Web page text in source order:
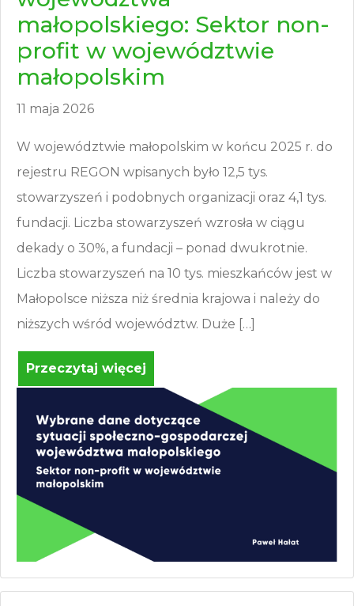
małopolskiego: Sektor non-
profit w województwie
małopolskim
11 maja 2026
W województwie małopolskim w końcu 2025 r. do
rejestru REGON wpisanych było 12,5 tys.
stowarzyszeń i podobnych organizacji oraz 4,1 tys.
fundacji. Liczba stowarzyszeń wzrosła w ciągu
dekady o 30%, a fundacji – ponad dwukrotnie.
Liczba stowarzyszeń na 10 tys. mieszkańców jest w
Małopolsce niższa niż średnia krajowa i należy do
niższych wśród województw. Duże […]
Przeczytaj więcej